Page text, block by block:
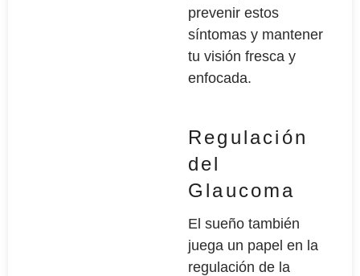
prevenir estos
síntomas y mantener
tu visión fresca y
enfocada.
Regulación
del
Glaucoma
El sueño también
juega un papel en la
regulación de la